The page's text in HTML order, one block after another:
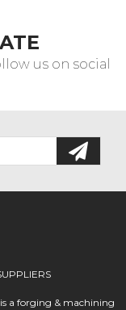
us on social
a forging & machining